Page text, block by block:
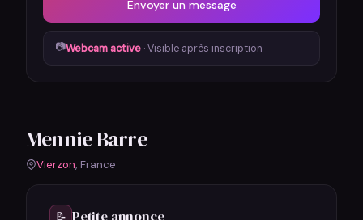
Envoyer un message
📷Webcam active · Visible après inscription
Mennie Barre
Vierzon, France
📝 Petite annonce